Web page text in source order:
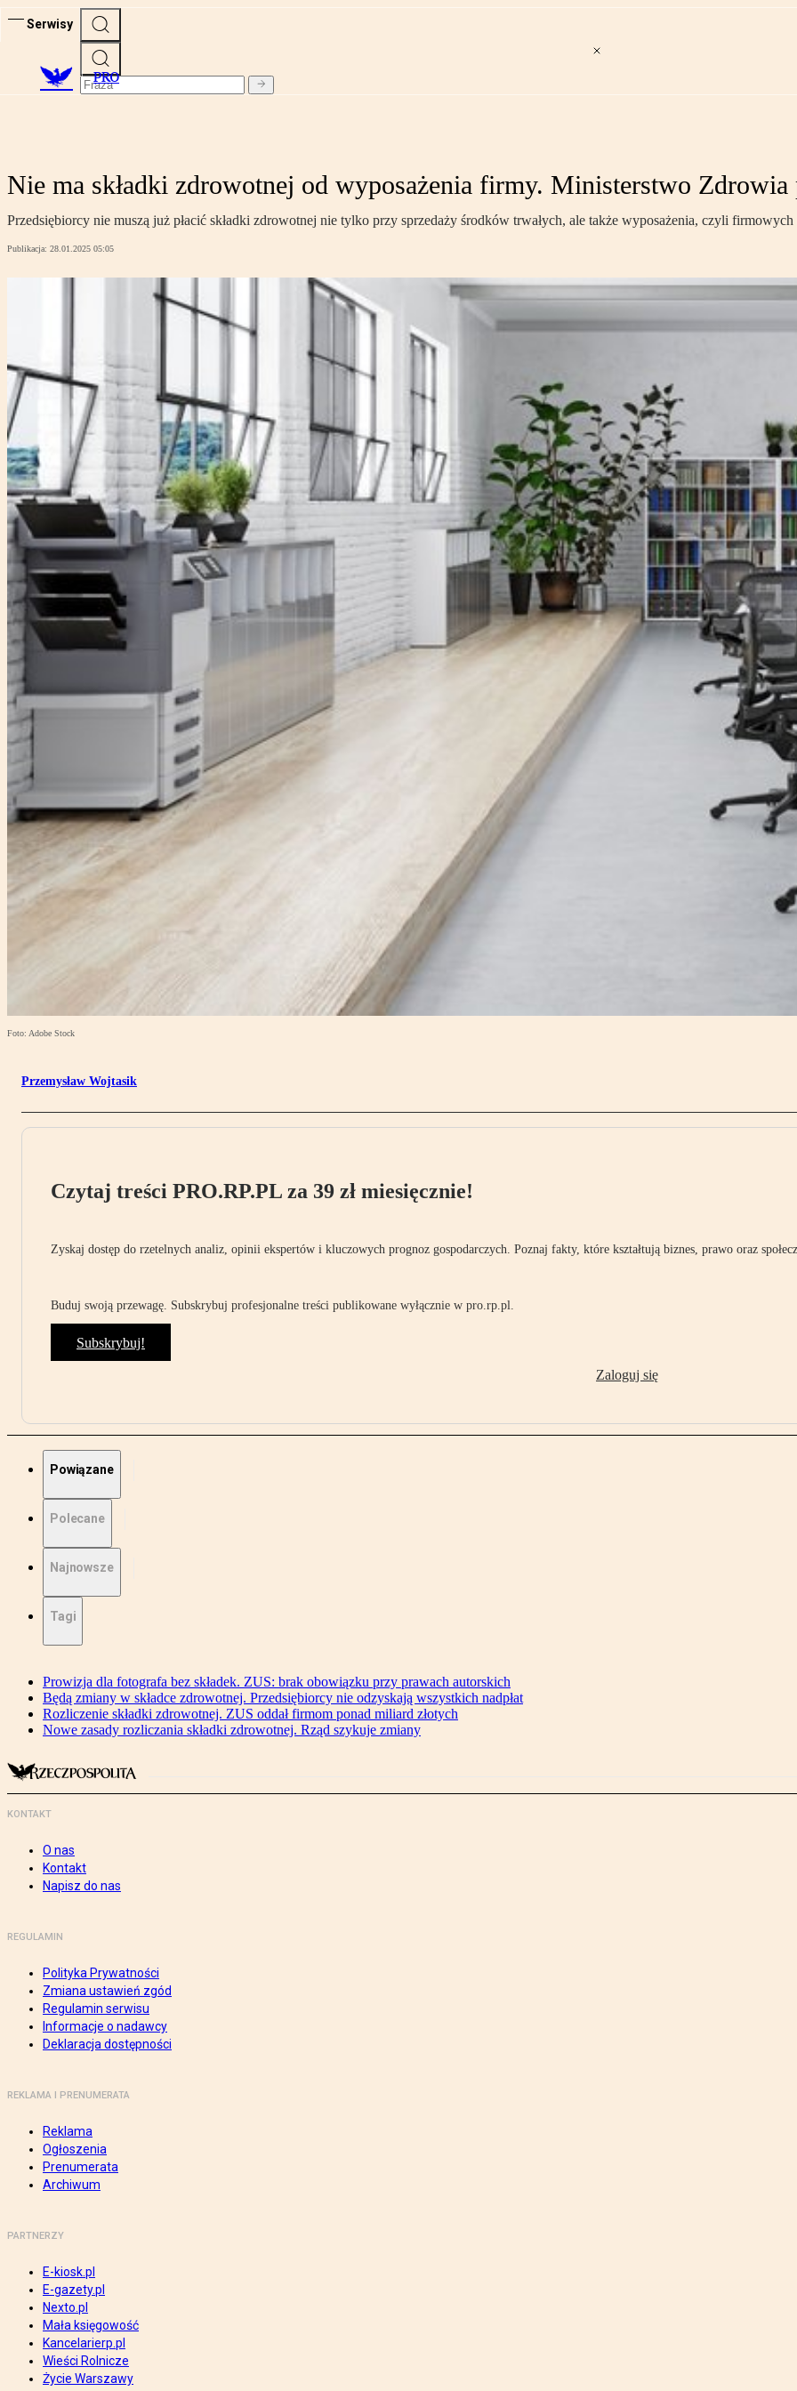
Serwisy
PRO
Nie ma składki zdrowotnej od wyposażenia firmy. Ministerstwo Zdrowia
Przedsiębiorcy nie muszą już płacić składki zdrowotnej nie tylko przy sprzedaży środków trwałych, ale także wyposażenia, czyli firmowych
Publikacja: 28.01.2025 05:05
Foto: Adobe Stock
Przemysław Wojtasik
Czytaj treści PRO.RP.PL za 39 zł miesięcznie!
Zyskaj dostęp do rzetelnych analiz, opinii ekspertów i kluczowych prognoz gospodarczych. Poznaj fakty, które kształtują biznes, prawo oraz
Buduj swoją przewagę. Subskrybuj profesjonalne treści publikowane wyłącznie w pro.rp.pl.
Subskrybuj!
Zaloguj się
Powiązane
Polecane
Najnowsze
Tagi
Prowizja dla fotografa bez składek. ZUS: brak obowiązku przy prawach autorskich
Będą zmiany w składce zdrowotnej. Przedsiębiorcy nie odzyskają wszystkich nadpłat
Rozliczenie składki zdrowotnej. ZUS oddał firmom ponad miliard złotych
Nowe zasady rozliczania składki zdrowotnej. Rząd szykuje zmiany
KONTAKT
O nas
Kontakt
Napisz do nas
REGULAMIN
Polityka Prywatności
Zmiana ustawień zgód
Regulamin serwisu
Informacje o nadawcy
Deklaracja dostępności
REKLAMA I PRENUMERATA
Reklama
Ogłoszenia
Prenumerata
Archiwum
PARTNERZY
E-kiosk.pl
E-gazety.pl
Nexto.pl
Mała księgowość
Kancelarierp.pl
Wieści Rolnicze
Życie Warszawy